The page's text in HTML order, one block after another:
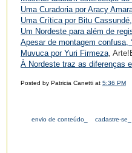
Uma Curadoria por Aracy
Uma Crítica por Bitu
Um Nordeste para além de
Apesar de montagem confusa,
Muvuca por Yuri Firmeza,
À Nordeste traz as diferenças
Posted by Patricia Canetti at 5:36 PM
envio de conteúdo_ cadastre-se_